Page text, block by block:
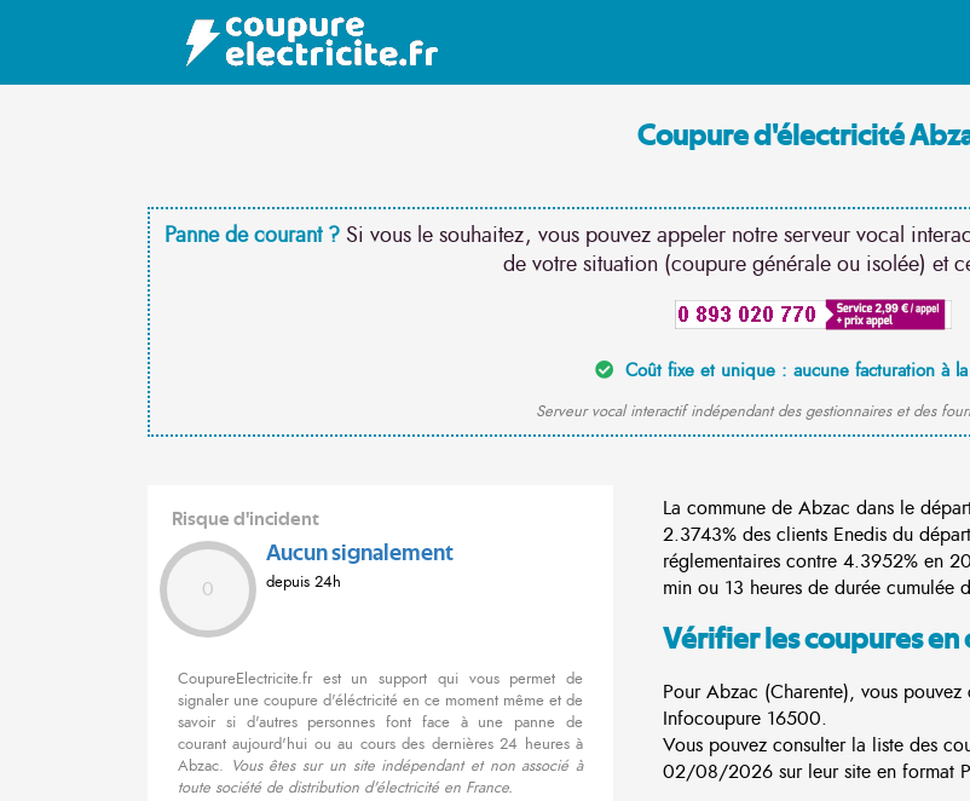
Coupure d'électricité
Panne de courant ? Si vous le souhaitez, vous pouvez appeler notre serveur vocal
de votre situation (coupure générale ou isolée) et
Coût fixe et unique : aucune facturation à
Serveur vocal interactif indépendant des gestionnaires et des
Risque d'incident
0
Aucun signalement
depuis 24h
CoupureElectricite.fr est un support qui vous permet de
signaler une coupure d'éléctricité en ce moment même et de
savoir si d'autres personnes font face à une panne de
courant aujourd'hui ou au cours des dernières 24 heures à
Abzac. Vous êtes sur un site indépendant et non associé à
toute société de distribution d'électricité en France.
La commune de Abzac dans le
2.3743% des clients Enedis du
réglementaires contre 4.3952% en
min ou 13 heures de durée cumulée
Vérifier les coupures en
Pour Abzac (Charente), vous
Infocoupure 16500.
Vous pouvez consulter la liste des
02/08/2026 sur leur site en format